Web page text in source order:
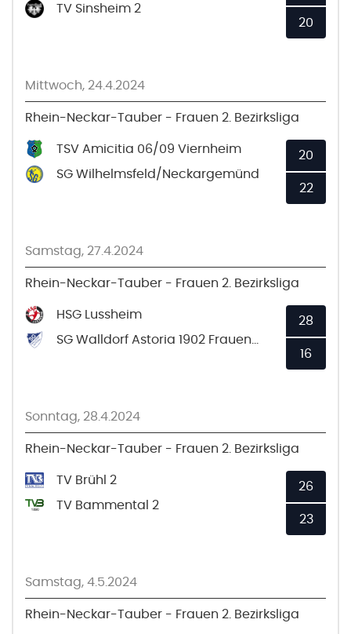
TV Sinsheim 2
20
Mittwoch, 24.4.2024
Rhein-Neckar-Tauber - Frauen 2. Bezirksliga
TSV Amicitia 06/09 Viernheim
SG Wilhelmsfeld/Neckargemünd
20
22
Samstag, 27.4.2024
Rhein-Neckar-Tauber - Frauen 2. Bezirksliga
HSG Lussheim
28
16
Sonntag, 28.4.2024
Rhein-Neckar-Tauber - Frauen 2. Bezirksliga
TV Brühl 2
TV Bammental 2
26
23
Samstag, 4.5.2024
Rhein-Neckar-Tauber - Frauen 2. Bezirksliga